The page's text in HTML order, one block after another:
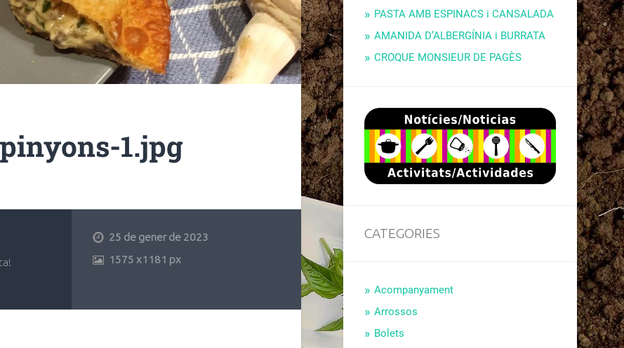
1.jpg
25 de gener de 2023
1575x1181 px
PASTA AMB ESPINACS i CANSALADA
AMANIDA D’ALBERGÍNIA i BURRATA
CROQUE MONSIEUR DE PAGÈS
CATEGORIES
Acompanyament
Arrossos
Bolets